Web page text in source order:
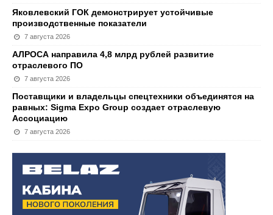
Яковлевский ГОК демонстрирует устойчивые
производственные показатели
7 августа 2026
АЛРОСА направила 4,8 млрд рублей развитие
отраслевого ПО
7 августа 2026
Поставщики и владельцы спецтехники объединятся на
равных: Sigma Expo Group создает отраслевую
Ассоциацию
7 августа 2026